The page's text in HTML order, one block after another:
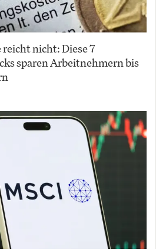
reicht nicht: Diese 7
sparen Arbeitnehmern bis